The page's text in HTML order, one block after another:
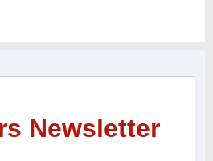
Newsletter